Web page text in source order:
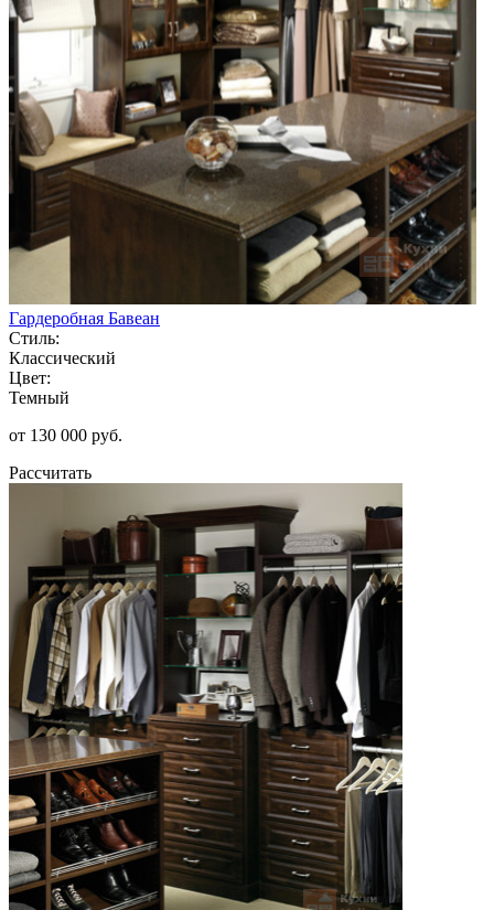
Гардеробная Бавеан
Стиль:
Классический
Цвет:
Темный
от 130 000 руб.
Рассчитать